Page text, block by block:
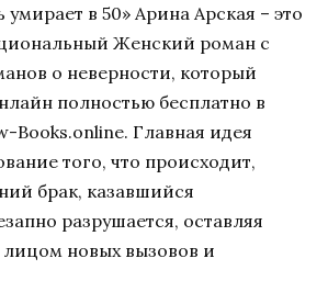
в 50» Арина Арская – это
Женский роман с
о неверности, который
полностью бесплатно в
Books.online. Главная идея
того, что происходит,
брак, казавшийся
разрушается, оставляя
новых вызовов и